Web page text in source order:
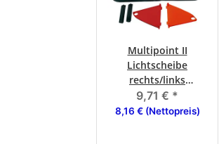
Multipoint II
Lichtscheibe
rechts/links
Schluss-, Brems,
Blink, R, KZL
9,71 € *
8,16 € (Nettopreis)